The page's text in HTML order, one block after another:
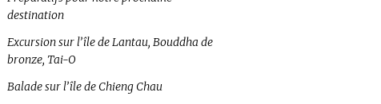
destination
Excursion sur l’île de Lantau, Bouddha de
bronze, Tai-O
Balade sur l’île de Chieng Chau